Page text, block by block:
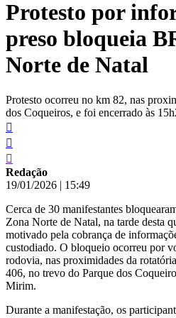
conteúdo
Protesto por
preso bloqueia
Norte de Natal
Protesto ocorreu no km 82, nas
dos Coqueiros, e foi encerrado às
Redação
19/01/2026 | 15:49
Cerca de 30 manifestantes
Zona Norte de Natal, na tarde desta
motivado pela cobrança de
custodiado. O bloqueio ocorreu por
rodovia, nas proximidades da
406, no trevo do Parque dos
Mirim.
Durante a manifestação, os